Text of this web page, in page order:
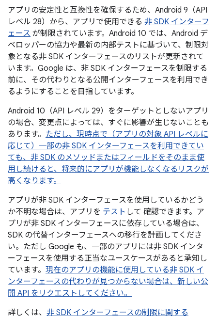
アプリの安定性と互換性を確保するため、Android 9（API
レベル 28）から、アプリで使用できる 非 SDK インターフ
ェース が制限されています。Android 10 では、Android デ
ベロッパーの協力や最新の内部テストに基づいて、制限対
象となる非 SDK インターフェースのリストが更新されて
います。Google は、非 SDK インターフェースを制限する
前に、その代わりとなる公開インターフェースを利用でき
るようにすることを目指しています。
Android 10（API レベル 29）をターゲットとしないアプリ
の場合、変更点によっては、すぐに影響が生じないことも
あります。 ただし、現時点で（アプリの対象 API レベルに
応じて）一部の非 SDK インターフェースを利用できてい
ても、非 SDK のメソッドまたはフィールドをそのまま使
用し続けると、将来的にアプリが機能しなくなるリスクが
高くなります。
アプリが非 SDK インターフェースを使用しているかどう
か不明な場合は、アプリを テスト して 確認できます。ア
プリが非 SDK インターフェースに依存している場合は、
SDK の代替インターフェースへの移行を計画してくださ
い。ただし Google も、一部のアプリには非 SDK インタ
ーフェースを使用する正当なユースケースがあると承知し
ています。 現在のアプリの機能に使用している非 SDK イ
ンターフェースの代わりが見つからない場合は、新しい公
開 API をリクエストしてください。
詳しくは、 非 SDK インターフェースの制限に関する